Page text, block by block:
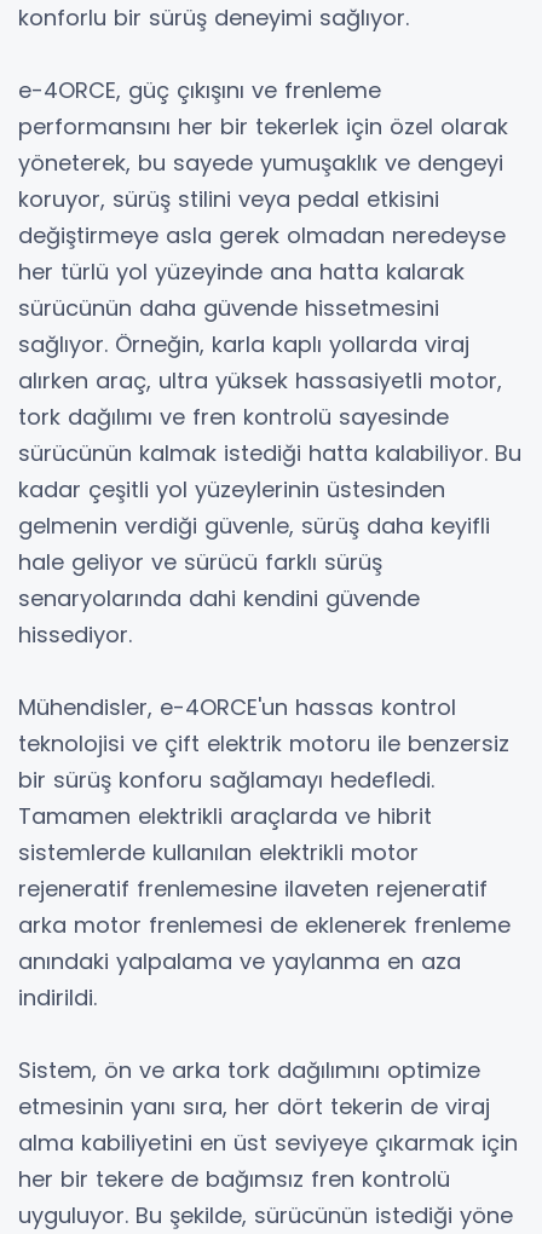
konforlu bir sürüş deneyimi sağlıyor.
e-4ORCE, güç çıkışını ve frenleme
performansını her bir tekerlek için özel olarak
yöneterek, bu sayede yumuşaklık ve dengeyi
koruyor, sürüş stilini veya pedal etkisini
değiştirmeye asla gerek olmadan neredeyse
her türlü yol yüzeyinde ana hatta kalarak
sürücünün daha güvende hissetmesini
sağlıyor. Örneğin, karla kaplı yollarda viraj
alırken araç, ultra yüksek hassasiyetli motor,
tork dağılımı ve fren kontrolü sayesinde
sürücünün kalmak istediği hatta kalabiliyor. Bu
kadar çeşitli yol yüzeylerinin üstesinden
gelmenin verdiği güvenle, sürüş daha keyifli
hale geliyor ve sürücü farklı sürüş
senaryolarında dahi kendini güvende
hissediyor.
Mühendisler, e-4ORCE'un hassas kontrol
teknolojisi ve çift elektrik motoru ile benzersiz
bir sürüş konforu sağlamayı hedefledi.
Tamamen elektrikli araçlarda ve hibrit
sistemlerde kullanılan elektrikli motor
rejeneratif frenlemesine ilaveten rejeneratif
arka motor frenlemesi de eklenerek frenleme
anındaki yalpalama ve yaylanma en aza
indirildi.
Sistem, ön ve arka tork dağılımını optimize
etmesinin yanı sıra, her dört tekerin de viraj
alma kabiliyetini en üst seviyeye çıkarmak için
her bir tekere de bağımsız fren kontrolü
uyguluyor. Bu şekilde, sürücünün istediği yöne